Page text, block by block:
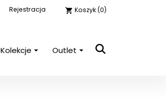
Rejestracja shopping_cart Koszyk(0)
Kolekcje Outlet close